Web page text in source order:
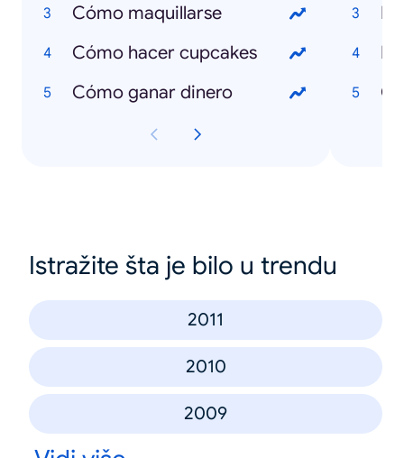
Cómo maquillarse
Cómo hacer cupcakes
Cómo ganar dinero
Istražite šta je bilo u trendu
2011
2010
2009